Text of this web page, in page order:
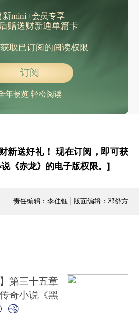
新mini+会员专享
赠送财新通单篇卡
取已订阅的阅读权限
订阅
年畅览 轻松阅读
新送好礼！现在订阅 ，即可获
《赤龙》的电子版权限。]
责任编辑：李佳钰 | 版面编辑：邓舒方
第三十五章
奇小说《黑